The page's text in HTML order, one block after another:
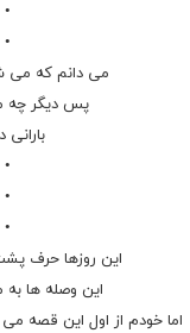
•
•
می دانم که می
پس دیگر چه
بارانی
•
•
•
این روزها حرف
این وصله ها
اما خودم از اول این قصه